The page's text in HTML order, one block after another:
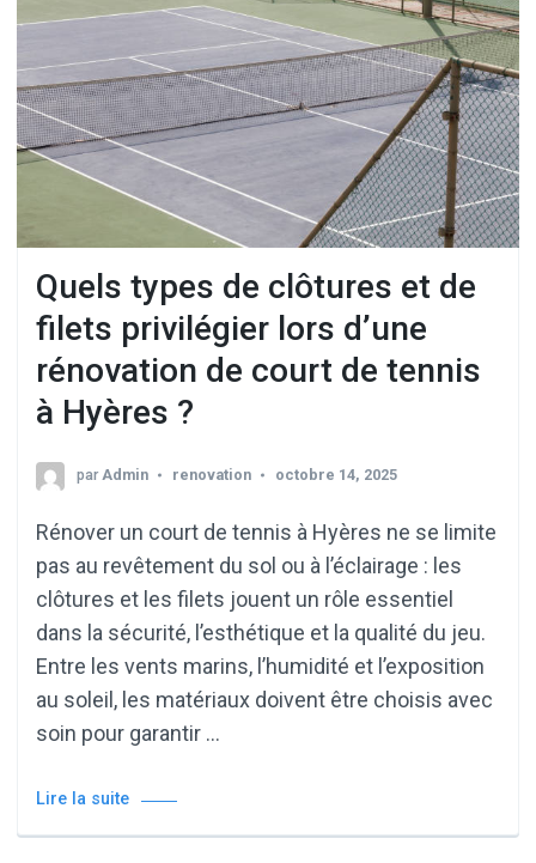
Quels types de clôtures et de
filets privilégier lors d’une
rénovation de court de tennis
à Hyères ?
parAdmin renovation octobre 14, 2025
Rénover un court de tennis à Hyères ne se limite
pas au revêtement du sol ou à l’éclairage : les
clôtures et les filets jouent un rôle essentiel
dans la sécurité, l’esthétique et la qualité du jeu.
Entre les vents marins, l’humidité et l’exposition
au soleil, les matériaux doivent être choisis avec
soin pour garantir …
Lire la suite